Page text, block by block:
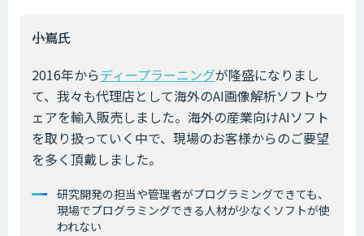
――小嶌氏
2016年からディープラーニングが隆盛になりまし
て、我々も代理店として海外のAI画像解析ソフトウ
ェアを輸入販売しました。海外の産業向けAIソフト
を取り扱っていく中で、現場のお客様からのご要望
を多く頂戴しました。
研究開発の担当や管理者がプログラミングできても、
現場でプログラミングできる人材が少なくソフトが使
われない